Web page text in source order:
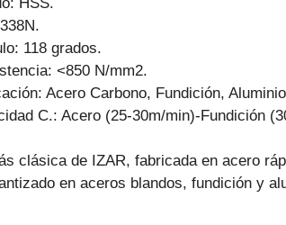
118 grados.
<850 N/mm2.
Acero Carbono, Fundición,
C.: Acero (25-30m/min)-Fundición
clásica de IZAR, fabricada en acero
en aceros blandos, fundición y